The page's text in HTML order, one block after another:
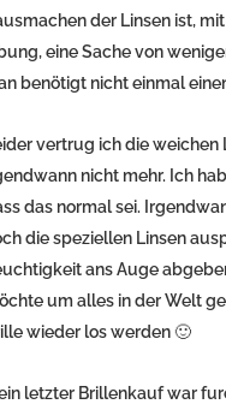
der Linsen ist,
eine Sache von
benötigt nicht einmal
vertrug ich die weichen
nicht mehr. Ich
das normal sei.
die speziellen Linsen
ans Auge
um alles in der Welt
wieder los werden 🙂
letzter Brillenkauf war